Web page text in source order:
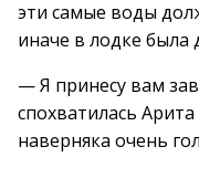
эти самые воды
иначе в лодке была
— Я принесу вам
спохватилась
наверняка очень